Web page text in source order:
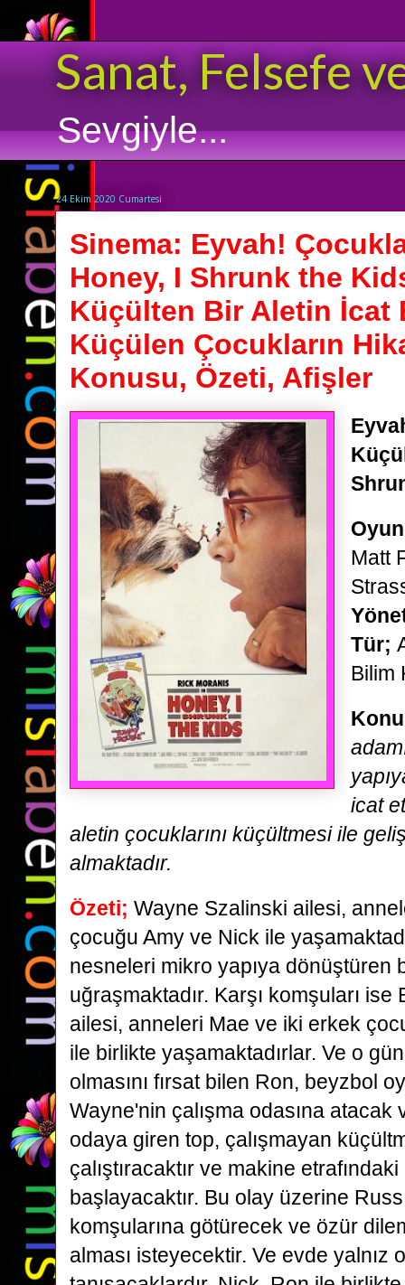
Sanat, Felsefe
Sevgiyle...
24 Ekim 2020 Cumartesi
Sinema: Eyvah!
Honey, I Shrunk the
Küçülten Bir Aletin İcat
Küçülen Çocukların
Konusu, Özeti, Afişler
Matt
Tür;
Bilim
icat
aletin çocuklarını küçültmesi ile
almaktadır.
Özeti; Wayne Szalinski ailesi,
çocuğu Amy ve Nick ile
nesneleri mikro yapıya dönüştüren
uğraşmaktadır. Karşı komşuları
ailesi, anneleri Mae ve iki erkek
ile birlikte yaşamaktadırlar. Ve o
olmasını fırsat bilen Ron, beyzbol
Wayne'nin çalışma odasına atacak
odaya giren top, çalışmayan
çalıştıracaktır ve makine
başlayacaktır. Bu olay üzerine
komşularına götürecek ve özür
alması isteyecektir. Ve evde yalnız